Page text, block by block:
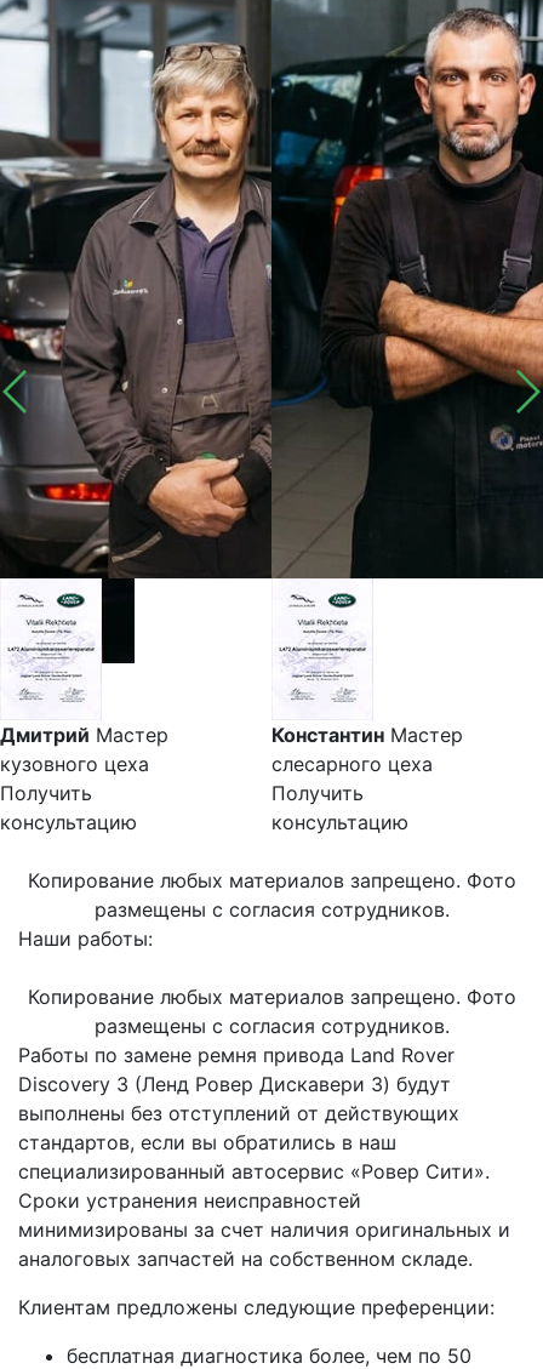
Дмитрий Мастер
кузовного цеха
Получить
консультацию
Константин Мастер
слесарного цеха
Получить
консультацию
Копирование любых материалов запрещено. Фото
размещены с согласия сотрудников.
Наши работы:
Копирование любых материалов запрещено. Фото
размещены с согласия сотрудников.
Работы по замене ремня привода Land Rover
Discovery 3 (Ленд Ровер Дискавери 3) будут
выполнены без отступлений от действующих
стандартов, если вы обратились в наш
специализированный автосервис «Ровер Сити».
Сроки устранения неисправностей
минимизированы за счет наличия оригинальных и
аналоговых запчастей на собственном складе.
Клиентам предложены следующие преференции:
бесплатная диагностика более, чем по 50